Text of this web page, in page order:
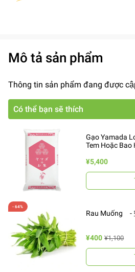
Mô tả sản phẩm
Thông tin sản phẩm đang được
Có thể bạn sẽ thích
Gạo Yamada
Tem Hoặc Bao
¥5,400
Rau Muống -
¥400 ¥1,100